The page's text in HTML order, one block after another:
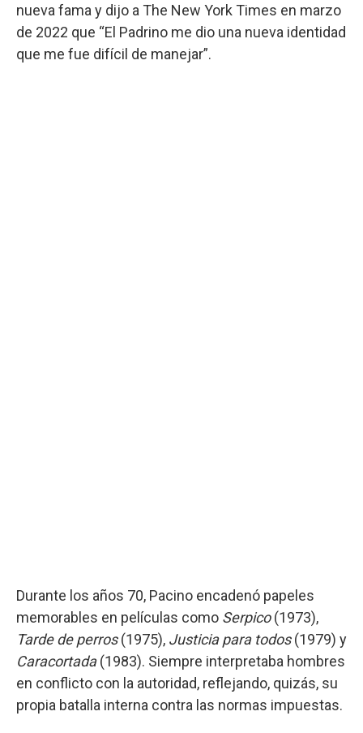
nueva fama y dijo a The New York Times en marzo
de 2022 que “El Padrino me dio una nueva identidad
que me fue difícil de manejar”.
Durante los años 70, Pacino encadenó papeles
memorables en películas como Serpico(1973),
Tarde de perros(1975), Justicia para todos(1979) y
Caracortada(1983). Siempre interpretaba hombres
en conflicto con la autoridad, reflejando, quizás, su
propia batalla interna contra las normas impuestas.